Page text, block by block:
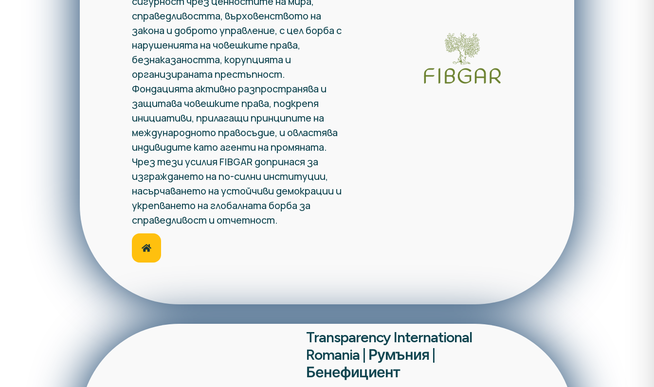
справедливостта, върховенството на
закона и доброто управление, с цел борба с
нарушенията на човешките права,
безнаказаността, корупцията и
организираната престъпност.
Фондацията активно разпространява и
защитава човешките права, подкрепя
инициативи, прилагащи принципите на
международното правосъдие, и овластява
индивидите като агенти на промяната.
Чрез тези усилия FIBGAR допринася за
изграждането на по-силни институции,
насърчаването на устойчиви демокрации и
укрепването на глобалната борба за
справедливост и отчетност.
Transparency International
Romania | Румъния |
Бенефициент